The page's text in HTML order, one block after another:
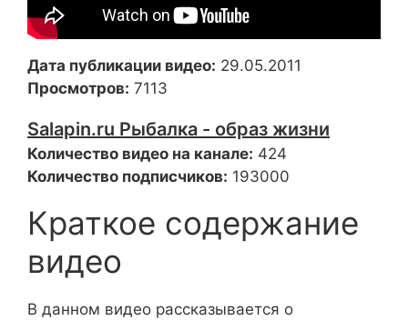
Дата публикации видео: 29.05.2011
Просмотров: 7113
Salapin.ru Рыбалка - образ жизни
Количество видео на канале: 424
Количество подписчиков: 193000
Краткое содержание
видео
В данном видео рассказывается о